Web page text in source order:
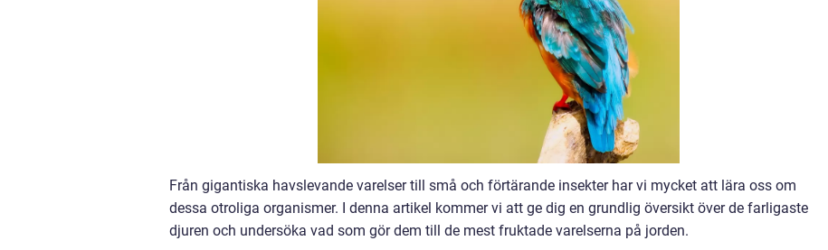
Från gigantiska havslevande varelser till små och förtärande insekter har vi mycket att lära oss om
dessa otroliga organismer. I denna artikel kommer vi att ge dig en grundlig översikt över de farligaste
djuren och undersöka vad som gör dem till de mest fruktade varelserna på jorden.